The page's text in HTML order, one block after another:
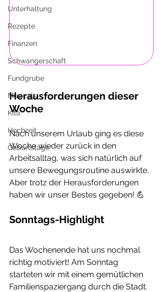
Unterhaltung
Rezepte
Finanzen
Schwangerschaft
Fundgrube
Musicals
Kita
Hochzeit
Geburtstage
Herausforderungen dieser
Woche
Nach unserem Urlaub ging es diese
Woche wieder zurück in den
Arbeitsalltag, was sich natürlich auf
unsere Bewegungsroutine auswirkte.
Aber trotz der Herausforderungen
haben wir unser Bestes gegeben! 💪
Sonntags-Highlight
Das Wochenende hat uns nochmal
richtig motiviert! Am Sonntag
starteten wir mit einem gemütlichen
Familienspaziergang durch die Stadt.